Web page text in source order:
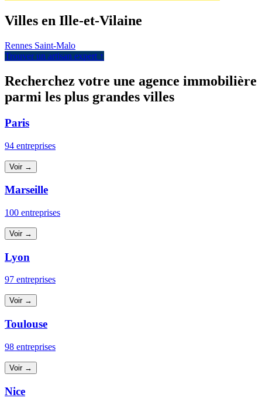
Villes en Ille-et-Vilaine
Rennes Saint-Malo
Trouver un artisan expert ↑
Recherchez votre une agence immobilière
parmi les plus grandes villes
Paris
94 entreprises
Voir →
Marseille
100 entreprises
Voir →
Lyon
97 entreprises
Voir →
Toulouse
98 entreprises
Voir →
Nice